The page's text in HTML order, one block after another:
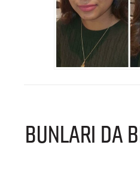
BUNLARI DA